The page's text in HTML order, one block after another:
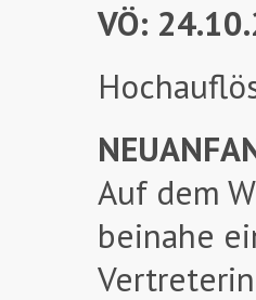
VÖ:
Auf dem
beinahe